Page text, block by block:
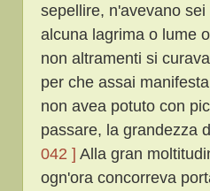
sepellire, n'avevano
alcuna lagrima o lume
non altramenti si
per che assai
non avea potuto con
passare, la grandezza
042 ] Alla gran
ogn'ora concorreva